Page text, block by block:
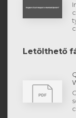
Letölthető